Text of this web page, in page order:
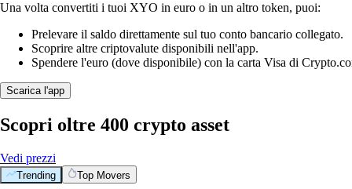
Una volta convertiti i tuoi XYO in euro o in un altro token, puoi:
Prelevare il saldo direttamente sul tuo conto bancario collegato.
Scoprire altre criptovalute disponibili nell'app.
Spendere l'euro (dove disponibile) con la carta Visa di
Scarica l'app
Scopri oltre 400 crypto asset
Vedi prezzi
Trending Top Movers